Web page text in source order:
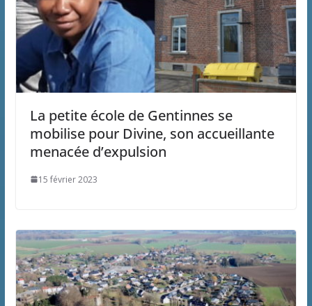
La petite école de Gentinnes se
mobilise pour Divine, son accueillante
menacée d’expulsion
15 février 2023